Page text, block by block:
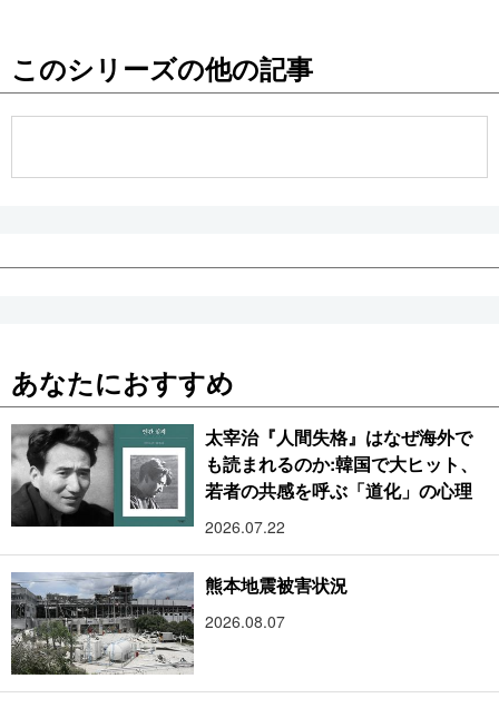
お知らせ
このシリーズの他の記事
あなたにおすすめ
太宰治『人間失格』はなぜ海外で
も読まれるのか:韓国で大ヒット、
若者の共感を呼ぶ「道化」の心理
2026.07.22
熊本地震被害状況
2026.08.07